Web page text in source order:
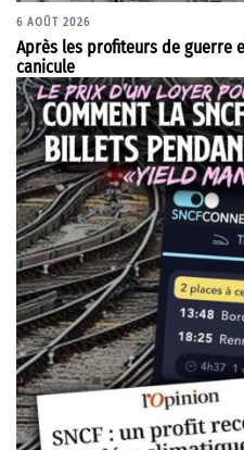
6 AOÛT 2026
Après les profiteurs de guerre
canicule